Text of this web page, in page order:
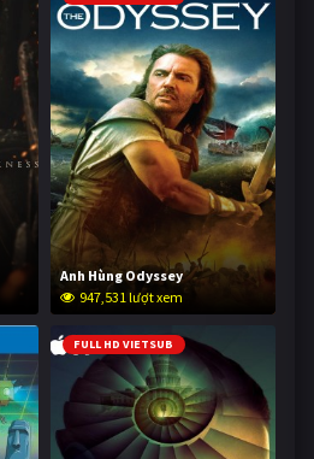
Anh Hùng Odyssey
947,531 lượt xem
FULL HD VIETSUB